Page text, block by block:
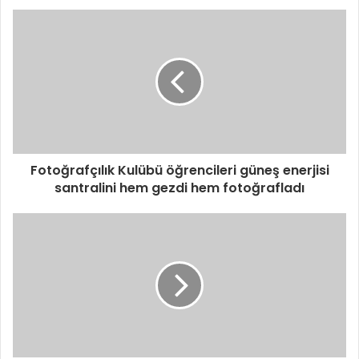
Fotoğrafçılık Kulübü öğrencileri güneş enerjisi
santralini hem gezdi hem fotoğrafladı